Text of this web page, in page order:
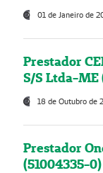
01 de Janeiro de
Prestador
S/S Ltda-ME
18 de Outubro de
Prestador
(51004335-0)